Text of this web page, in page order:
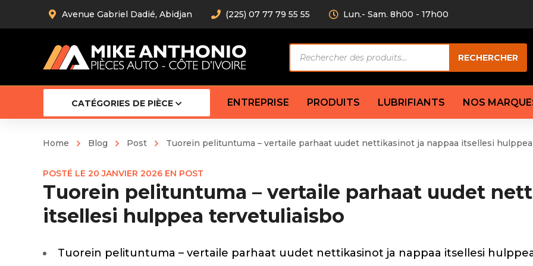
Avenue Gabriel Dadié, Abidjan (225) 07 77 79 55 55 Lun.- Sam. 8h00 - 17h00
de
produits
RECHERCHER
CATÉGORIES DE PIÈCE
Barre d’accouplement
Robot
Bras complet
Silentblocs amortisseur
Condenseur
Électrovanne
Sonde de température
ENTREPRISE PRODUITS LUBRIFIANTS NOS
Home Blog Post Tuorein pelituntuma – vertaile parhaat uudet nettikasinot ja nappaa itsellesi
POSTÉ LE 20 JANVIER 2026 EN POST
Tuorein pelituntuma – vertaile parhaat uudet
itsellesi hulppea tervetuliaisbo
Tuorein pelituntuma – vertaile parhaat uudet nettikasinot ja nappaa itsellesi